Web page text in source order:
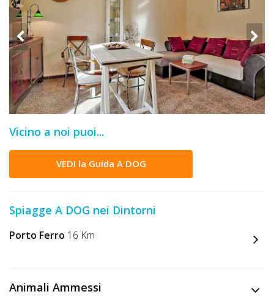
LUOGHI
A
DOG
OFFERTE
A
DOG
A
DOG
CHIEDI
Vicino a noi puoi...
VEDI la Guida A DOG
Spiagge A DOG nei Dintorni
Porto Ferro 16 Km
Animali Ammessi